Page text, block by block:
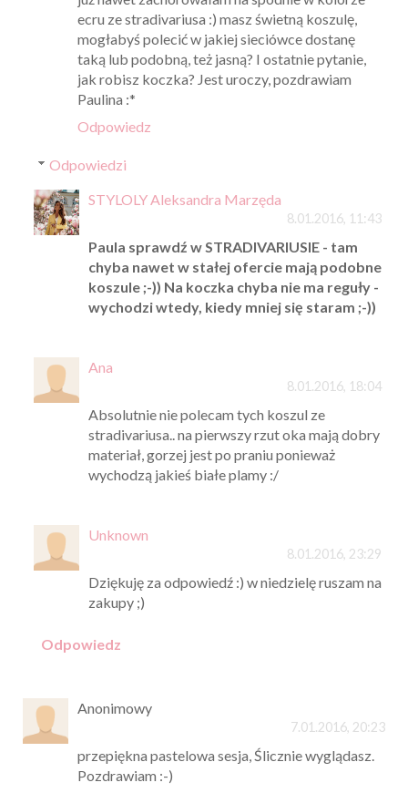
ecru ze stradivariusa :) masz świetną koszulę,
mogłabyś polecić w jakiej sieciówce dostanę
taką lub podobną, też jasną? I ostatnie pytanie,
jak robisz koczka? Jest uroczy, pozdrawiam
Paulina :*
Odpowiedz
Odpowiedzi
STYLOLY Aleksandra Marzęda
8.01.2016, 11:43
Paula sprawdź w STRADIVARIUSIE - tam
chyba nawet w stałej ofercie mają podobne
koszule ;-)) Na koczka chyba nie ma reguły -
wychodzi wtedy, kiedy mniej się staram ;-))
Ana
8.01.2016, 18:04
Absolutnie nie polecam tych koszul ze
stradivariusa.. na pierwszy rzut oka mają dobry
materiał, gorzej jest po praniu ponieważ
wychodzą jakieś białe plamy :/
Unknown
8.01.2016, 23:29
Dziękuję za odpowiedź :) w niedzielę ruszam na
zakupy ;)
Odpowiedz
Anonimowy
7.01.2016, 20:23
przepiękna pastelowa sesja, Ślicznie wyglądasz.
Pozdrawiam :-)